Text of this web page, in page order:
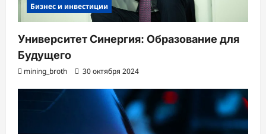
Бизнес и инвестиции
Университет Синергия: Образование для
Будущего
mining_broth 30 октября 2024